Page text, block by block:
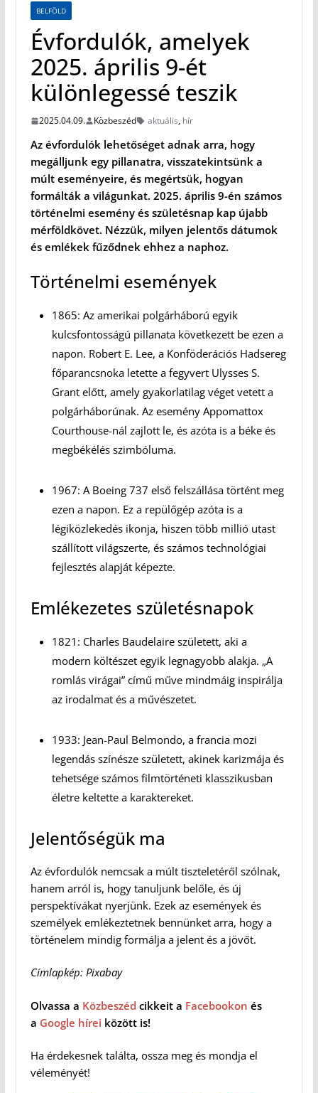
BELFÖLD
Évfordulók, amelyek
2025. április 9-ét
különlegessé teszik
2025.04.09. Közbeszéd aktuális, hír
Az évfordulók lehetőséget adnak arra, hogy
megálljunk egy pillanatra, visszatekintsünk a
múlt eseményeire, és megértsük, hogyan
formálták a világunkat. 2025. április 9-én számos
történelmi esemény és születésnap kap újabb
mérföldkövet. Nézzük, milyen jelentős dátumok
és emlékek fűződnek ehhez a naphoz.
Történelmi események
1865: Az amerikai polgárháború egyik
kulcsfontosságú pillanata következett be ezen a
napon. Robert E. Lee, a Konföderációs Hadsereg
főparancsnoka letette a fegyvert Ulysses S.
Grant előtt, amely gyakorlatilag véget vetett a
polgárháborúnak. Az esemény Appomattox
Courthouse-nál zajlott le, és azóta is a béke és
megbékélés szimbóluma.
1967: A Boeing 737 első felszállása történt meg
ezen a napon. Ez a repülőgép azóta is a
légiközlekedés ikonja, hiszen több millió utast
szállított világszerte, és számos technológiai
fejlesztés alapját képezte.
Emlékezetes születésnapok
1821: Charles Baudelaire született, aki a
modern költészet egyik legnagyobb alakja. „A
romlás virágai” című műve mindmáig inspirálja
az irodalmat és a művészetet.
1933: Jean-Paul Belmondo, a francia mozi
legendás színésze született, akinek karizmája és
tehetsége számos filmtörténeti klasszikusban
életre keltette a karaktereket.
Jelentőségük ma
Az évfordulók nemcsak a múlt tiszteletéről szólnak,
hanem arról is, hogy tanuljunk belőle, és új
perspektívákat nyerjünk. Ezek az események és
személyek emlékeztetnek bennünket arra, hogy a
történelem mindig formálja a jelent és a jövőt.
Címlapkép: Pixabay
Olvassa a Közbeszéd cikkeit a Facebookon és
a Google hírei között is!
Ha érdekesnek találta, ossza meg és mondja el
véleményét!